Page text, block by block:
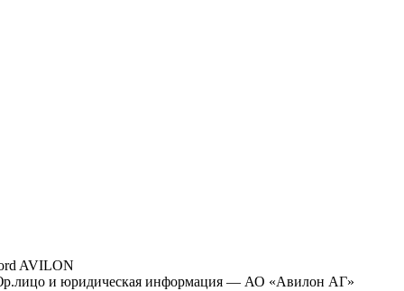
AVILON
и юридическая информация — АО «Авилон АГ»